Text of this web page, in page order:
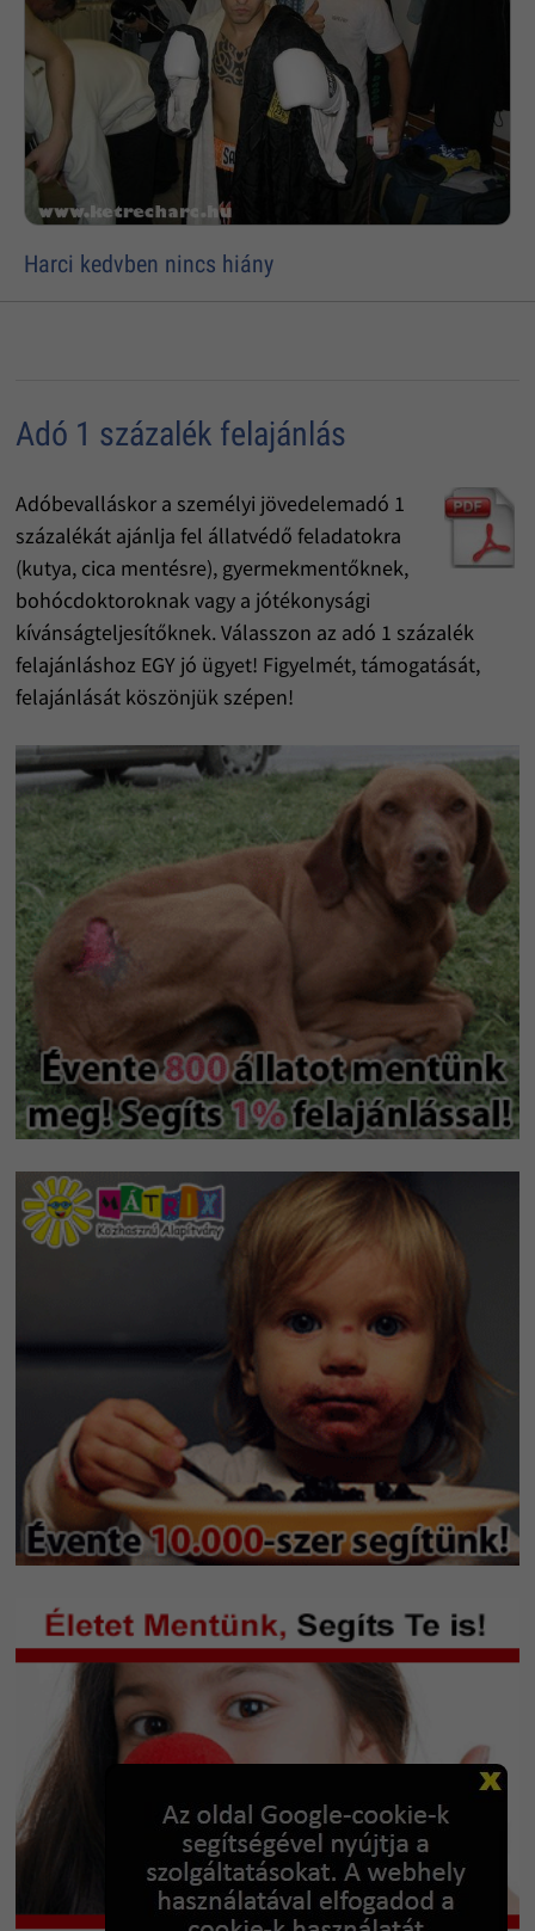
Harci kedvben nincs hiány
Adó 1 százalék felajánlás
Adóbevalláskor a személyi jövedelemadó 1
százalékát ajánlja fel állatvédő feladatokra
(kutya, cica mentésre), gyermekmentőknek,
bohócdoktoroknak vagy a jótékonysági
kívánságteljesítőknek. Válasszon az adó 1 százalék
felajánláshoz EGY jó ügyet! Figyelmét, támogatását,
felajánlását köszönjük szépen!